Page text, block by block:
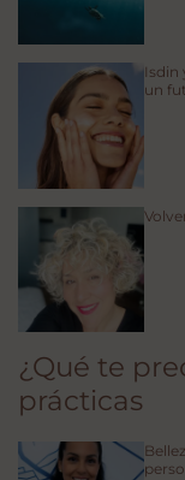
Isdin
un
¿Qué te
prácticas